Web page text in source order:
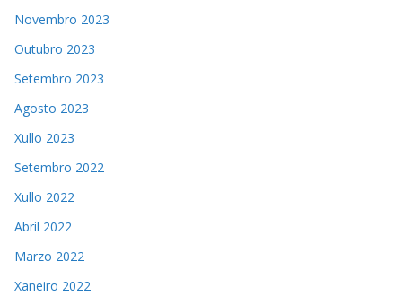
Novembro 2023
Outubro 2023
Setembro 2023
Agosto 2023
Xullo 2023
Setembro 2022
Xullo 2022
Abril 2022
Marzo 2022
Xaneiro 2022